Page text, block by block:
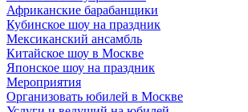
Африканские барабанщики
Кубинское шоу на праздник
Мексиканский ансамбль
Китайское шоу в Москве
Японское шоу на праздник
Мероприятия
Организовать юбилей в Москве